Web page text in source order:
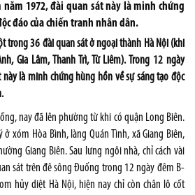
năm 1972, đài quan sát này là minh chứng
đáo của chiến tranh nhân dân.
trong 36 đài quan sát ở ngoại thành Hà Nội (khi
Gia Lâm, Thanh Trì, Từ Liêm). Trong 12 ngày
là minh chứng hùng hồn về sự sáng tạo độc
nay đã lên phường từ khi có quận Long Biên.
ở xóm Hòa Bình, làng Quán Tình, xã Giang Biên,
Giang Biên. Sau lưng ngôi nhà, chỉ cách vài
sát trên đê sông Đuống trong 12 ngày đêm B-
hủy diệt Hà Nội, hiện nay chỉ còn chân lô cốt